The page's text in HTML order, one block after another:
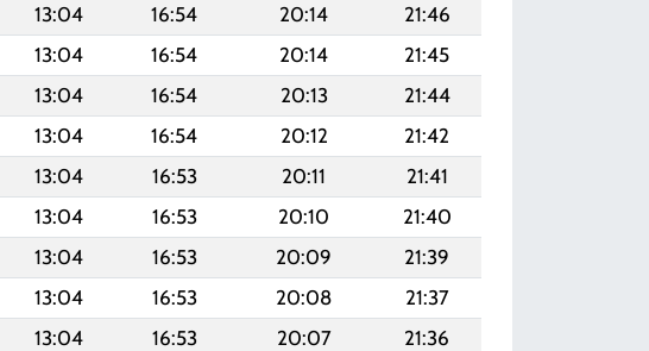
13:04 16:54 20:14
21:46
13:04 16:54 20:14
21:45
13:04 16:54 20:13
21:44
13:04 16:54 20:12
21:42
13:04 16:53 20:11
21:41
13:04 16:53 20:10
21:40
13:04 16:53 20:09
21:39
13:04 16:53 20:08
21:37
13:04 16:53 20:07
21:36